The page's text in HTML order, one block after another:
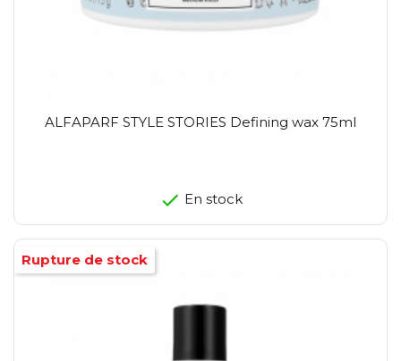
ALFAPARF STYLE STORIES Defining wax 75ml
En stock
Rupture de stock